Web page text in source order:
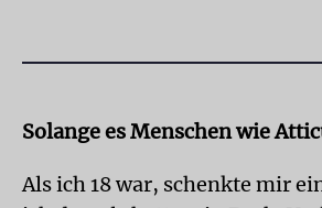
Solange es Menschen wie
Als ich 18 war, schenkte mir